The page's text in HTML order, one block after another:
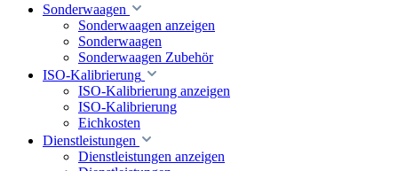
Sonderwaagen
Sonderwaagen anzeigen
Sonderwaagen
Sonderwaagen Zubehör
ISO-Kalibrierung
ISO-Kalibrierung anzeigen
ISO-Kalibrierung
Eichkosten
Dienstleistungen
Dienstleistungen anzeigen